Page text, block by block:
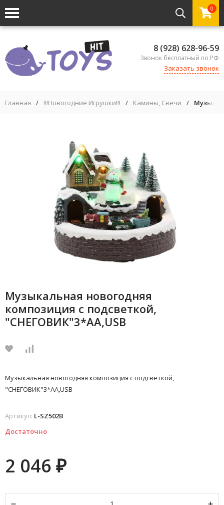
0
8 (928) 628-96-59
Звонок бесплатный по РФ
Заказать звонок
Главная / !!!Новогодние Игрушки!!! / Камины, Свечи /
Музыкальная новогодняя
композиция с подсветкой,
"СНЕГОВИК"3*АА,USB
Музыкальная новогодняя композиция с подсветкой,
"СНЕГОВИК"3*АА,USB
Артикул: L-SZ502B
Достаточно
2 046 ₽